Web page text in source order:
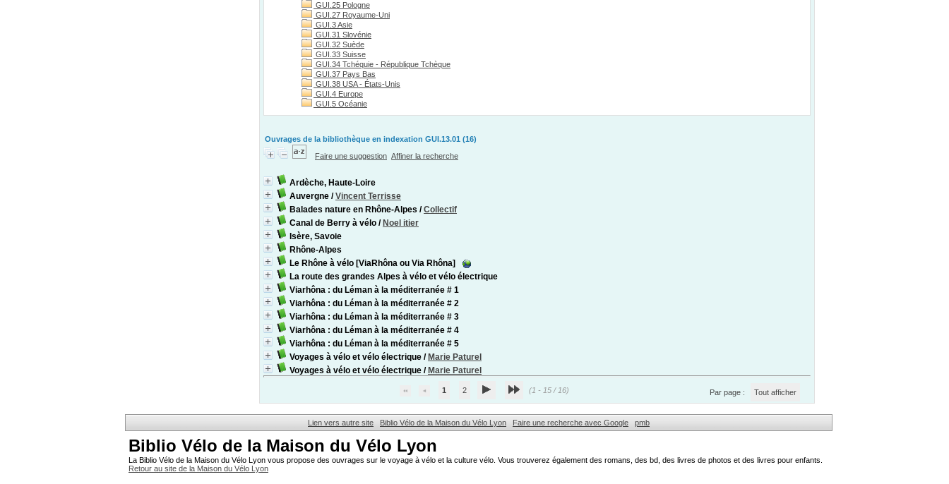
GUI.25 Pologne
GUI.27 Royaume-Uni
GUI.3 Asie
GUI.31 Slovénie
GUI.32 Suède
GUI.33 Suisse
GUI.34 Tchéquie - République Tchèque
GUI.37 Pays Bas
GUI.38 USA - États-Unis
GUI.4 Europe
GUI.5 Océanie
Ouvrages de la bibliothèque en indexation GUI.13.01 (16)
Faire une suggestion Affiner la recherche
Ardèche, Haute-Loire
Auvergne /Vincent Terrisse
Balades nature en Rhône-Alpes /Collectif
Canal de Berry à vélo / Noel itier
Isère, Savoie
Rhône-Alpes
Le Rhône à vélo [ViaRhôna ou Via Rhôna]
La route des grandes Alpes à vélo et vélo électrique
Viarhôna : du Léman à la méditerranée # 1
Viarhôna : du Léman à la méditerranée # 2
Viarhôna : du Léman à la méditerranée # 3
Viarhôna : du Léman à la méditerranée # 4
Viarhôna : du Léman à la méditerranée # 5
Voyages à vélo et vélo électrique / Marie Paturel
Voyages à vélo et vélo électrique / Marie Paturel
1 2 (1 - 15 / 16) Par page : Tout afficher
Lien vers autre site Biblio Vélo de la Maison du Vélo Lyon Faire une recherche avec Google pmb
Biblio Vélo de la Maison du Vélo Lyon
La Biblio Vélo de la Maison du Vélo Lyon vous propose des ouvrages sur le voyage à vélo et la culture vélo. Vous trouverez également des romans, des bd, des livres de photos et des livres pour enfants.
Retour au site de la Maison du Vélo Lyon